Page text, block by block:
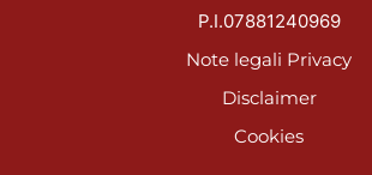
P.I.07881240969
Note legali Privacy
Disclaimer
Cookies